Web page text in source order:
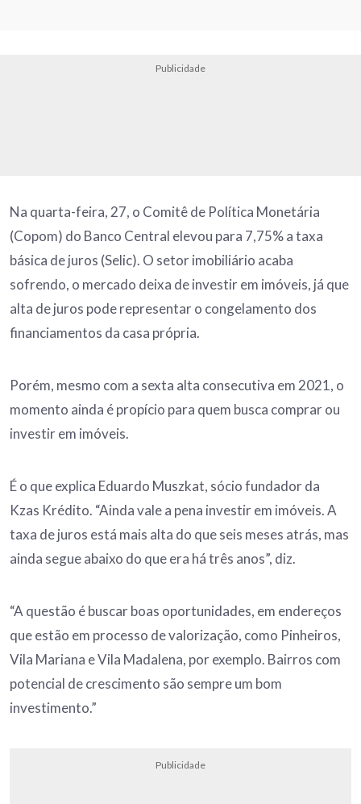
Publicidade
Na quarta-feira, 27, o Comitê de Política Monetária
(Copom) do Banco Central elevou para 7,75% a taxa
básica de juros (Selic). O setor imobiliário acaba
sofrendo, o mercado deixa de investir em imóveis, já que
alta de juros pode representar o congelamento dos
financiamentos da casa própria.
Porém, mesmo com a sexta alta consecutiva em 2021, o
momento ainda é propício para quem busca comprar ou
investir em imóveis.
É o que explica Eduardo Muszkat, sócio fundador da
Kzas Krédito. “Ainda vale a pena investir em imóveis. A
taxa de juros está mais alta do que seis meses atrás, mas
ainda segue abaixo do que era há três anos”, diz.
“A questão é buscar boas oportunidades, em endereços
que estão em processo de valorização, como Pinheiros,
Vila Mariana e Vila Madalena, por exemplo. Bairros com
potencial de crescimento são sempre um bom
investimento.”
Publicidade